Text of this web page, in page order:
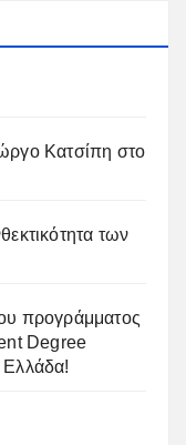
Κατσίπη στο
των
προγράμματος
Degree
Ελλάδα!